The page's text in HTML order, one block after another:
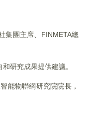
集團主席、FINMETA總
研究成果提供建議。
能物聯網研究院院長，